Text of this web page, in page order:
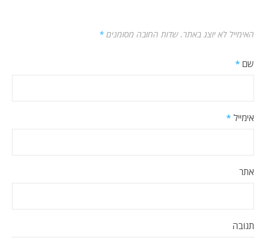
האימייל לא יוצג באתר. שדות החובה מסומנים *
שם *
אימייל *
אתר
תגובה